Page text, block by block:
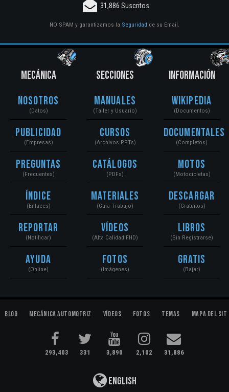
31,886 Suscritos
NO SPAM y garantizamos la Seguridad de su Email.
MECÁNICA
Nosotros
(Datos)
Publicidad
(Empresas)
Preguntas
(Frecuentes)
Índice
(Enlaces)
Reportar
(Notificar)
Ayuda
(Online)
SECCIONES
Manuales
(Taller y Usuario)
Cursos
(Archivos PPTs)
Catálogos
(PDFs)
Materiales
(Guía Trabajo)
Vídeos
(Alta Calidad FHD)
Fotos
(Imágenes)
INFORMACIÓN
Wikipedia
(Documentos)
Documentales
(Completos)
Motos
(Motocicletas)
Descargar
(Gratuitos)
Libros
(Sin Registrarse)
Gratis
(Bajar)
Blog Mecánica Automotriz Vídeos Fotos Temas Mapa del
293,403 331 3,890 2,102 31,886
English